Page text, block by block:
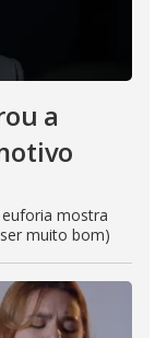
a
mostra
muito bom)